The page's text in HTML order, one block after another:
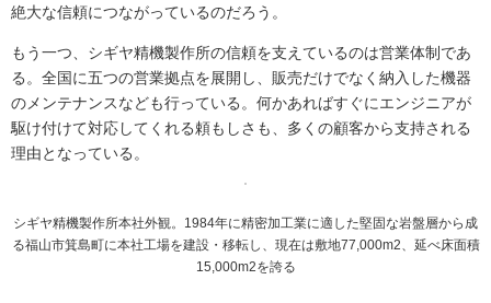
絶大な信頼につながっているのだろう。
もう一つ、シギヤ精機製作所の信頼を支えているのは営業体制であ
る。全国に五つの営業拠点を展開し、販売だけでなく納入した機器
のメンテナンスなども行っている。何かあればすぐにエンジニアが
駆け付けて対応してくれる頼もしさも、多くの顧客から支持される
理由となっている。
シギヤ精機製作所本社外観。1984年に精密加工業に適した堅固な岩盤層から成
る福山市箕島町に本社工場を建設・移転し、現在は敷地77,000m2、延べ床面積
15,000m2を誇る